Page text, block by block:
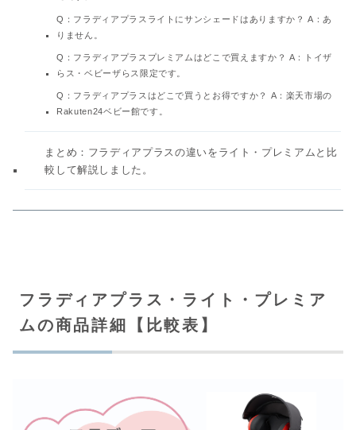
Q：フラディアプラスライトにサンシェードはありますか？ A：あ
りません。
Q：フラディアプラスプレミアムはどこで買えますか？ A：トイザ
らス・ベビーザらス限定です。
Q：フラディアプラスはどこで買うとお得ですか？ A：楽天市場の
Rakuten24ベビー館です。
まとめ：フラディアプラスの違いをライト・プレミアムと比
較して解説しました。
フラディアプラス・ライト・プレミア
ムの商品詳細【比較表】